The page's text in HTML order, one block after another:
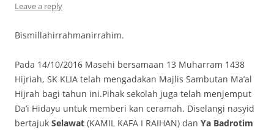
Leave a reply
Bismillahirrahmanirrahim.
Pada 14/10/2016 Masehi bersamaan 13 Muharram 1438
Hijriah, SK KLIA telah mengadakan Majlis Sambutan Ma’al
Hijrah bagi tahun ini.Pihak sekolah juga telah menjemput
Da’i Hidayu untuk memberi kan ceramah. Diselangi nasyid
bertajuk Selawat (KAMIL KAFA I RAIHAN) dan Ya Badrotim